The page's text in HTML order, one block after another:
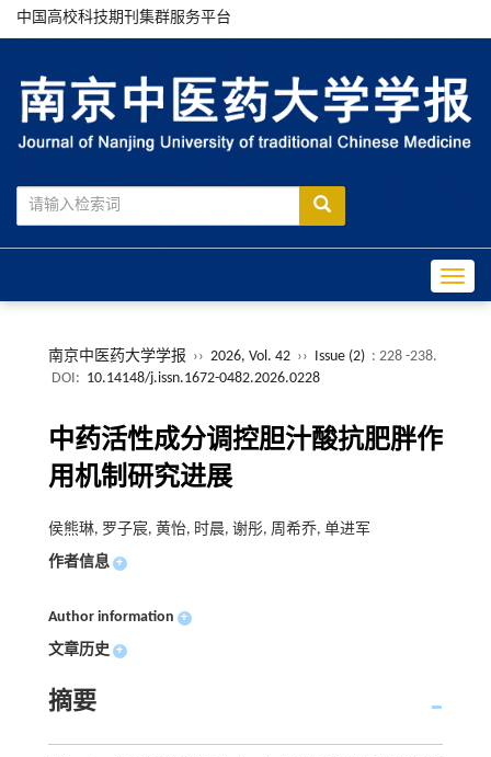
中国高校科技期刊集群服务平台
南京中医药大学学报 ›› 2026, Vol. 42 ›› Issue (2) : 228 -238.
DOI: 10.14148/j.issn.1672-0482.2026.0228
中药活性成分调控胆汁酸抗肥胖作
用机制研究进展
侯熊琳, 罗子宸, 黄怡, 时晨, 谢彤, 周希乔, 单进军
作者信息 +
Author information +
文章历史 +
摘要